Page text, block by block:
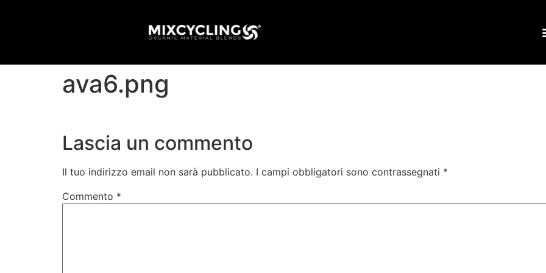
ava6.png
Lascia un commento
Il tuo indirizzo email non sarà pubblicato. I campi obbligatori sono contrassegnati *
Commento *